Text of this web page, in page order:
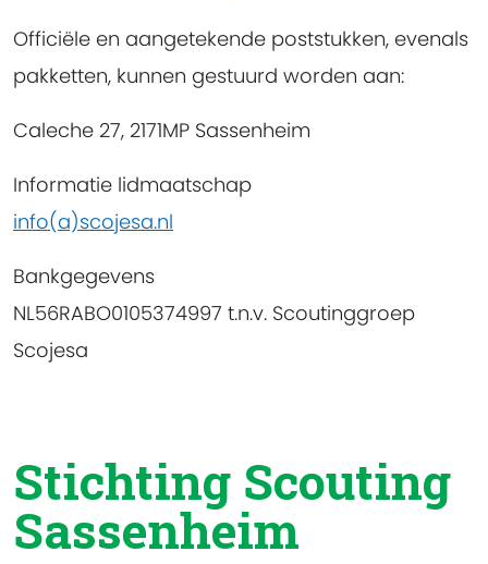
Officiële en aangetekende poststukken, evenals
pakketten, kunnen gestuurd worden aan:
Caleche 27, 2171MP Sassenheim
Informatie lidmaatschap
info(a)scojesa.nl
Bankgegevens
NL56RABO0105374997 t.n.v. Scoutinggroep
Scojesa
Stichting Scouting
Sassenheim